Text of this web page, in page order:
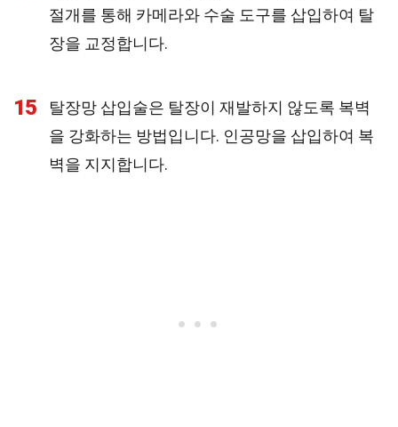
절개를 통해 카메라와 수술 도구를 삽입하여 탈
장을 교정합니다.
15
탈장망 삽입술은 탈장이 재발하지 않도록 복벽
을 강화하는 방법입니다. 인공망을 삽입하여 복
벽을 지지합니다.